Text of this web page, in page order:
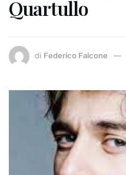
Quartullo
di Federico Falcone